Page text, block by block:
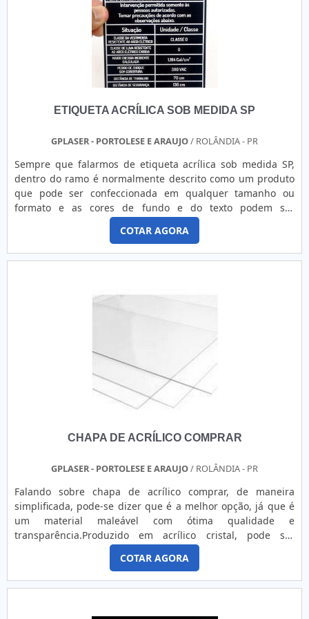
conseguinte, tem como diferencial do escopo fácil limpeza e
higienização e proteção completa para todo o rosto,
características que torna o uso de grande valia, em vários
setores e segmentos o uso é indispensável. Face shield da
melhor qualidade encontra-se na GP Laser - Corte e
Gravação a Laser, já que o produto oferece:Fácil limpeza e
rosto.Conhecida por oferecer qualidade de matéria prima e
sistema de entrega próprio e agilidade e precisão no
os clientes. A EMPRESA CERTA PARA FACE SHIELD COMPRAR
EM SPAqui na GP Laser - Corte e Gravação a Laser existe o
que há de melhor em indústrias, fabricantes de painéis
elétricos e comunicação visual. É possível encontrar itens
variados com tecnologia de ponta como etiquetas e
plaquetas de identificação para equipamentos e painéis
elétricos e corte a laser de formatos especiais. .
ETIQUETA ACRÍLICA SOB MEDIDA SP
GPLASER - PORTOLESE E ARAUJO/ ROLÂNDIA - PR
Sempre que falarmos de etiqueta acrílica sob medida SP,
dentro do ramo é normalmente descrito como um produto
que pode ser confeccionada em qualquer tamanho ou
formato e as cores de fundo e do texto podem ser
escolhidas pelo cliente. Além disso, o produto
garante:Versatilidade;Diversas opções de tamanhos,
modelos e cores;Bom custo benefício.O PRODUTO GARANTE
UMA SÉRIE DE BENEFÍCIOSProduzido em acrílico cristal,
números de série, números de série para patrimônio,
indispensável para empresas de segmentos como
fabricantes de máquinas e equipamentos e usinas
hidrelétricas.Acima de tudo é fundamental ressaltar que
tem como marca da usabilidade na rotina diária
versatilidade e bom custo benefício, tais características que
produtos e serviços de qualidade, como o cliente
QUALIDADESomente na GP Laser - Corte e Gravação a Laser
de soluções para indústrias, fabricantes de painéis elétricos
e comunicação visual. É sempre a opção mais confiável,
disponibilizando itens como acrílicos para proteção de
balcões, mesas e guichês de atendimento e painéis frontais
em acrílico para botoeiras de máquinas e
equipamentos. Mas não para por aí, aqui é possível contar
com cotação sem custo e envio para todo o Brasil. Se
também proporcionar um atendimento cuidadoso e que
COTAR AGORA
CHAPA DE ACRÍLICO COMPRAR
GPLASER - PORTOLESE E ARAUJO/ ROLÂNDIA - PR
Falando sobre chapa de acrílico comprar, de maneira
simplificada, pode-se dizer que é a melhor opção, já que é
um material maleável com ótima qualidade e
transparência.Produzido em acrílico cristal, pode ser
utilizado com a finalidade de criar placas com a logomarca
de empresas sendo hoje, um dos principais diferenciais na
atualidade para segmentos como fabricantes e
arquitetos. O PRODUTO OFERECE DIVERSAS VANTAGENSA
COTAR AGORA